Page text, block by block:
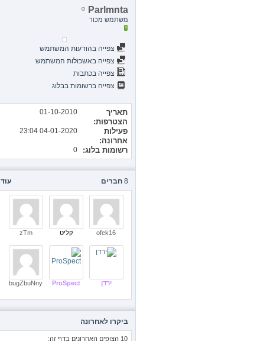
Parlmnta
משתמש מכור
צפייה בהודעות המשתמש
צפייה באשכולות המשתמש
צפייה בכתבות
צפייה ברשומות בבלוג
תאריך
הצטרפות
01-10-2010
פעילות
אחרונה
04-01-2020
23:04
רשומות בלוג 0
עוד 8 חברים
ofek16 קליט zTm
ירדן ProSpect
bugZbuNny
ביקרו לאחרונה
10 הצופים האחרונים בדף זה: